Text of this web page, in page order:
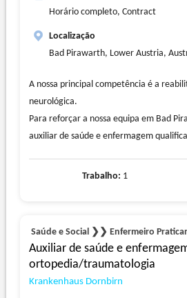
Horário completo, Contract
Localização
Bad Pirawarth, Lower Austria,
A nossa principal competência é a
neurológica.
Para reforçar a nossa equipa em Bad
auxiliar de saúde e enfermagem
O que o espera
* Tempo para os seus pacientes e para
* Equipas de apoio mútuo
* Colega para a matrícula escolar
Trabalho: 1
Saúde e Social ❯❯ Enfermeiro
Auxiliar de saúde e
ortopedia/traumatologia
Krankenhaus Dornbirn